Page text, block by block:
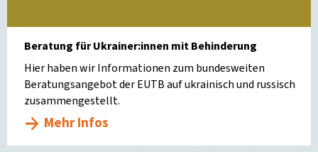
Beratung für Ukrainer:innen mit Behinderung
Hier haben wir Informationen zum bundesweiten
Beratungsangebot der EUTB auf ukrainisch und russisch
zusammengestellt.
Mehr Infos